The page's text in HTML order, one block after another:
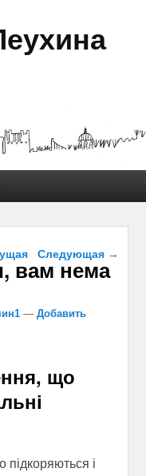
по записям
Следующая →
вам нема
— Добавить
що
підкоряються і